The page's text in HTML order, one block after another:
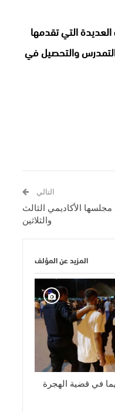
التي تقدمها
التمدرس والتحصيل في
التالي
مجلسها الأكاديمي الثالث
والثلاثين
المزيد عن المؤلف
25 متهما في قضية الهجرة